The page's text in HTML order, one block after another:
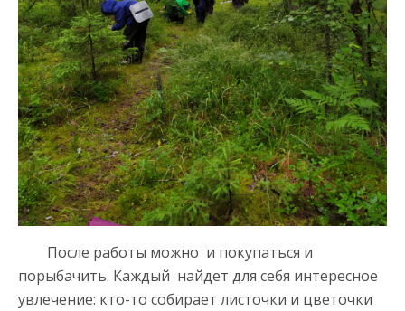
После работы можно и покупаться и
порыбачить. Каждый найдет для себя интересное
увлечение: кто-то собирает листочки и цветочки